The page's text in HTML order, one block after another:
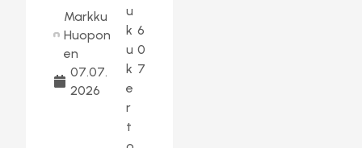
Markku
Huopon
en
07.07.
2026
u
k
u
k
e
r
t
6
0
7